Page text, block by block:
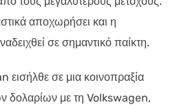
αποχωρήσει και η
σε σημαντικό παίκτη.
εισήλθε σε μια κοινοπραξία
δολαρίων με τη Volkswagen,